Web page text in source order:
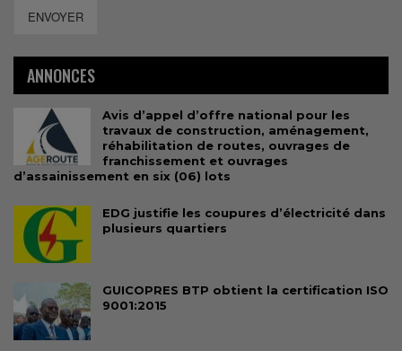
ENVOYER
ANNONCES
Avis d’appel d’offre national pour les
travaux de construction, aménagement,
réhabilitation de routes, ouvrages de
franchissement et ouvrages
d’assainissement en six (06) lots
EDG justifie les coupures d’électricité dans
plusieurs quartiers
GUICOPRES BTP obtient la certification ISO
9001:2015